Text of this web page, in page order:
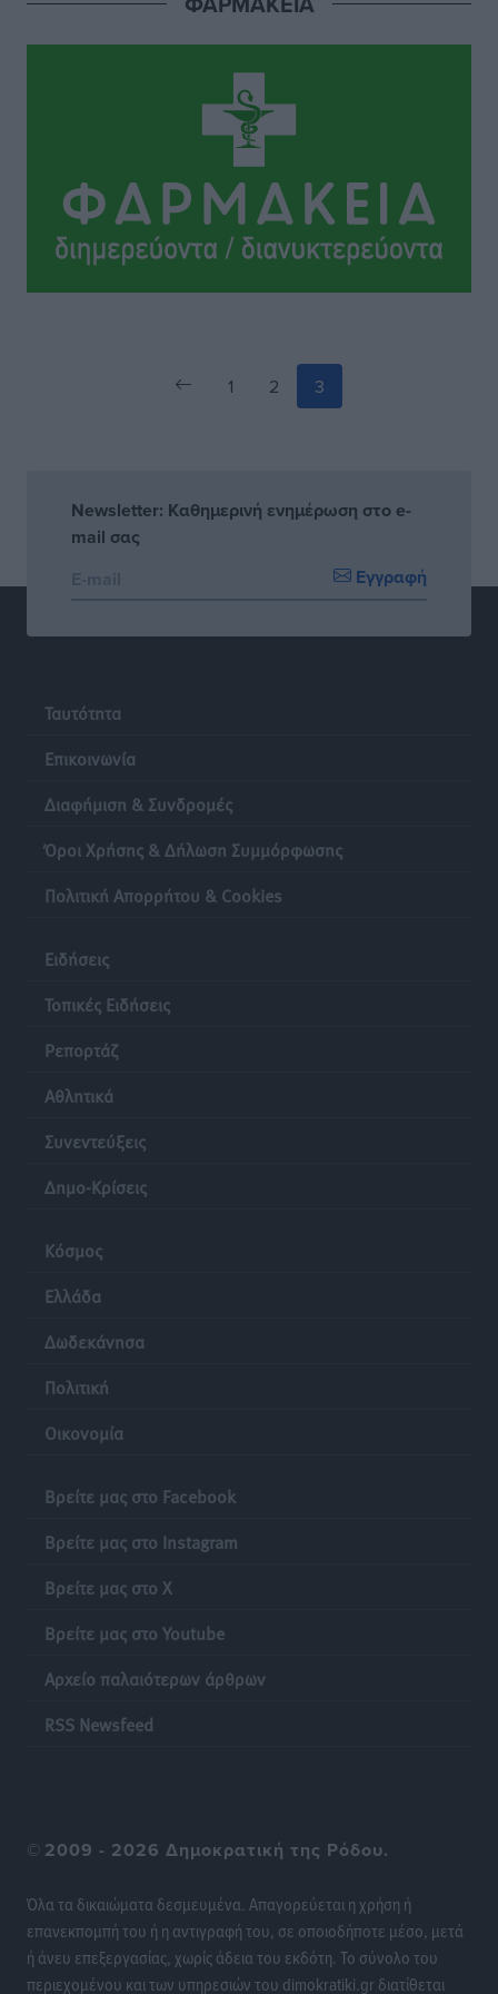
των εξωτερικών συνόρων
Ειδήσεις πριν 13 ώρες
1 2 3
Newsletter: Καθημερινή ενημέρωση στο e-
mail σας
Εγγραφή
Ταυτότητα
Επικοινωνία
Διαφήμιση & Συνδρομές
Όροι Χρήσης & Δήλωση Συμμόρφωσης
Πολιτική Απορρήτου & Cookies
Ειδήσεις
Τοπικές Ειδήσεις
Ρεπορτάζ
Αθλητικά
Συνεντεύξεις
Δημο-Κρίσεις
Κόσμος
Ελλάδα
Δωδεκάνησα
Πολιτική
Οικονομία
Βρείτε μας στο Facebook
Βρείτε μας στο Instagram
Βρείτε μας στο X
Βρείτε μας στο Youtube
Αρχείο παλαιότερων άρθρων
RSS Newsfeed
© 2009 - 2026 Δημοκρατική της Ρόδου.
Όλα τα δικαιώματα δεσμευμένα. Απαγορεύεται η χρήση ή
επανεκπομπή του ή η αντιγραφή του, σε οποιοδήποτε μέσο, μετά
ή άνευ επεξεργασίας, χωρίς άδεια του εκδότη. Το σύνολο του
περιεχομένου και των υπηρεσιών του dimokratiki.gr διατίθεται